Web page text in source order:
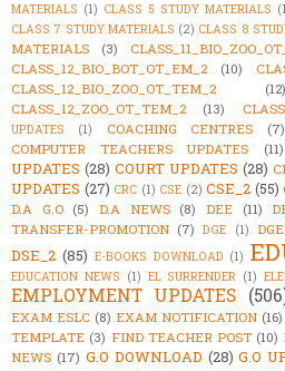
MATERIALS (1) CLASS 5 STUDY MATERIALS
CLASS 7 STUDY MATERIALS (2) CLASS 8
MATERIALS
(3)
CLASS_12_BIO_BOT_OT_EM_2
(10)
CLASS_12_BIO_ZOO_OT_TEM_2
(12)
CLASS_12_ZOO_OT_TEM_2
(13)
UPDATES
(1) COACHING CENTRES (7)
COMPUTER TEACHERS UPDATES (11)
UPDATES (28) COURT UPDATES (28)
UPDATES (27) CRC (1) CSE (2) CSE_2 (55)
D.A G.O (5) D.A NEWS (8) DEE (11)
TRANSFER-PROMOTION (7) DGE (1)
DSE_2 (85) E-BOOKS DOWNLOAD (1)
EDUCATION NEWS (1) EL SURRENDER (1)
EMPLOYMENT UPDATES
EXAM ESLC (8) EXAM NOTIFICATION (16)
TEMPLATE (3) FIND TEACHER POST (10)
NEWS (17) G.O DOWNLOAD (28) G.O